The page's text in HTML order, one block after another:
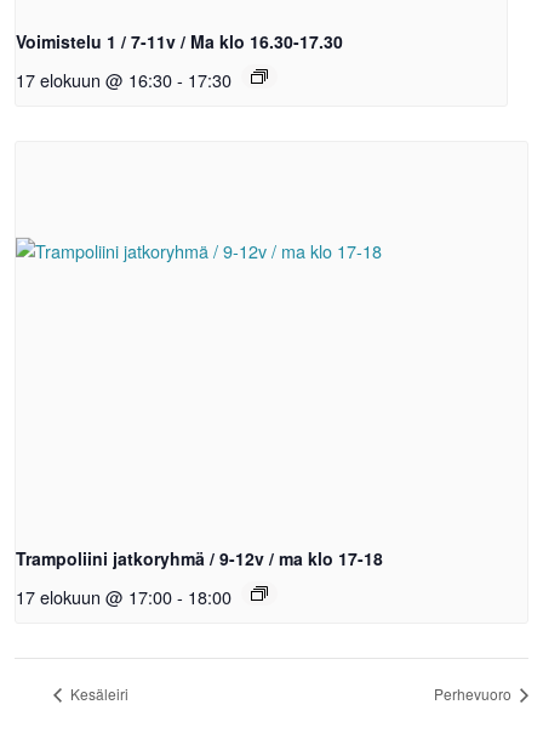
Voimistelu 1 / 7-11v / Ma klo 16.30-17.30
17 elokuun @ 16:30- 17:30
Trampoliini jatkoryhmä / 9-12v / ma klo 17-18
17 elokuun @ 17:00- 18:00
Kesäleiri Perhevuoro